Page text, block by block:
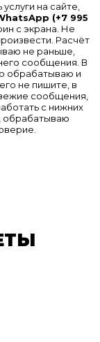
на сайте,
(+7 995
с экрана. Не
Расчёт
не раньше,
сообщения. В
обрабатываю и
не пишите, в
сообщения,
с нижних
обрабатываю